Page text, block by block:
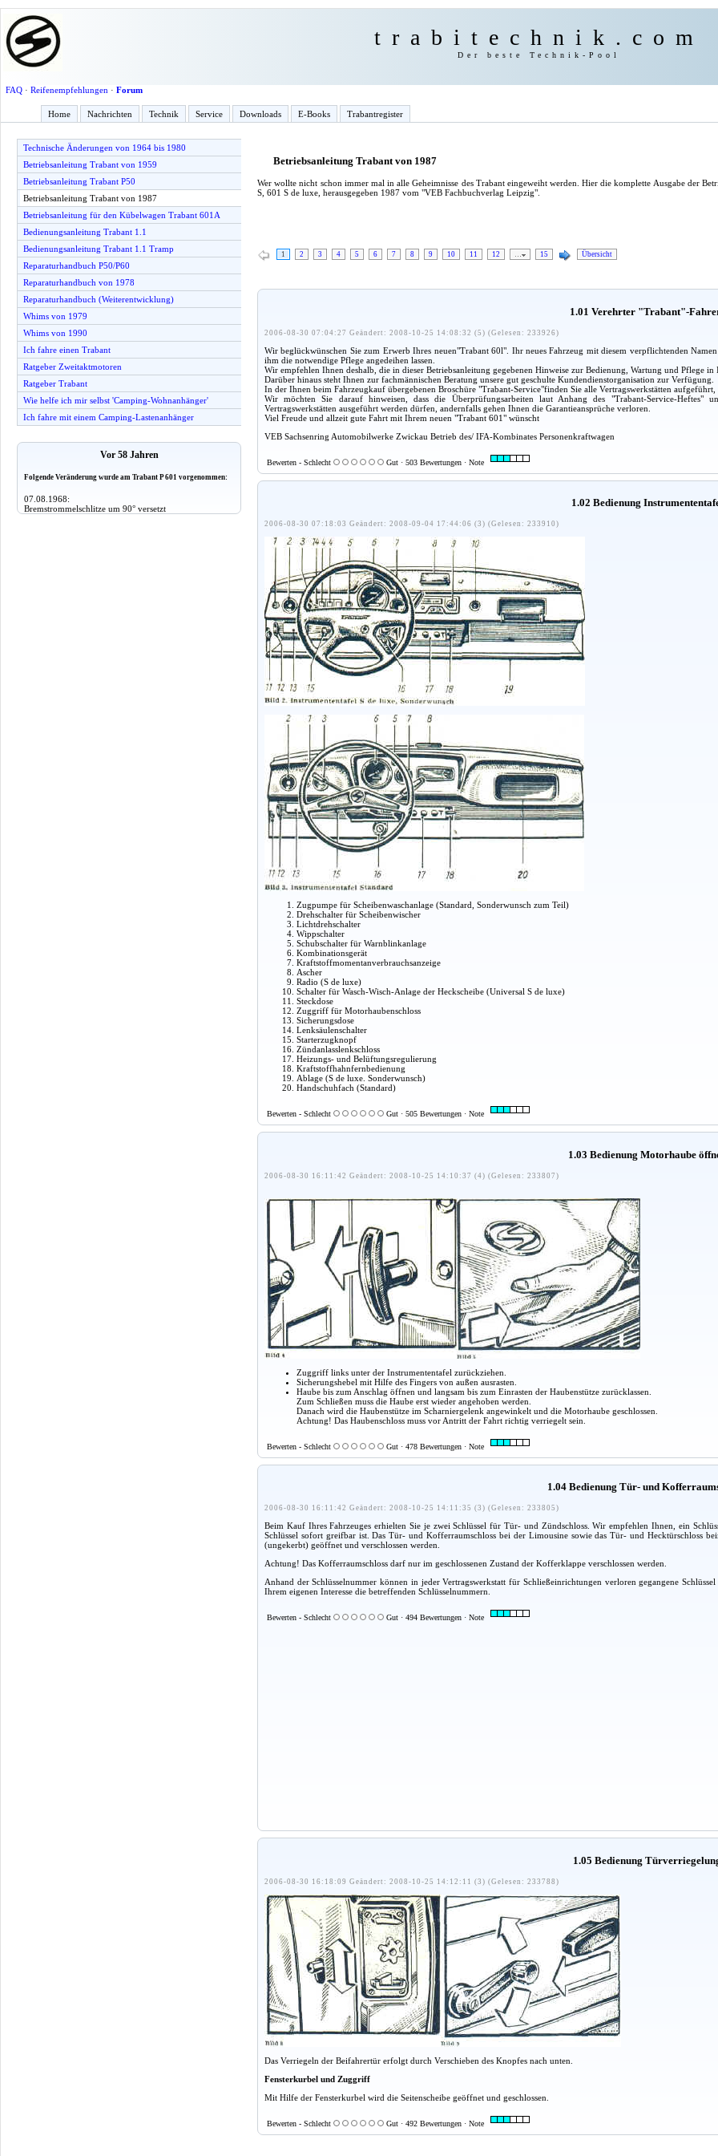
trabitechnik.com
Der beste Technik-Pool
FAQ· Reifenempfehlungen · Forum
Home Nachrichten Technik Service Downloads E-Books Trabantregister
Technische Änderungen von 1964 bis 1980
Betriebsanleitung Trabant von 1959
Betriebsanleitung Trabant P50
Betriebsanleitung Trabant von 1987
Betriebsanleitung für den Kübelwagen Trabant 601A
Bedienungsanleitung Trabant 1.1
Bedienungsanleitung Trabant 1.1 Tramp
Reparaturhandbuch P50/P60
Reparaturhandbuch von 1978
Reparaturhandbuch (Weiterentwicklung)
Whims von 1979
Whims von 1990
Ich fahre einen Trabant
Ratgeber Zweitaktmotoren
Ratgeber Trabant
Wie helfe ich mir selbst 'Camping-Wohnanhänger'
Ich fahre mit einem Camping-Lastenanhänger
Vor 58 Jahren
Folgende Veränderung wurde am Trabant P 601 vorgenommen:
07.08.1968:
Bremstrommelschlitze um 90° versetzt
Betriebsanleitung Trabant von 1987
Wer wollte nicht schon immer mal in alle Geheimnisse des Trabant eingeweiht werden. Hier die komplette Ausgabe der
S, 601 S de luxe, herausgegeben 1987 vom "VEB Fachbuchverlag Leipzig".
1 2 3 4 5 6 7 8 9 10 11 12 … 15 Übersicht
1.01 Verehrter "Trabant"-
2006-08-30 07:04:27 Geändert: 2008-10-25 14:08:32 (5) (Gelesen: 233926)
Wir beglückwünschen Sie zum Erwerb Ihres neuen"Trabant 60l". Ihr neues Fahrzeug mit diesem verpflichtenden
ihm die notwendige Pflege angedeihen lassen.
Wir empfehlen Ihnen deshalb, die in dieser Betriebsanleitung gegebenen Hinweise zur Bedienung, Wartung und Pflege in
Darüber hinaus steht Ihnen zur fachmännischen Beratung unsere gut geschulte Kundendienstorganisation zur Verfügung.
In der Ihnen beim Fahrzeugkauf übergebenen Broschüre "Trabant-Service"finden Sie alle Vertragswerkstätten
Wir möchten Sie darauf hinweisen, dass die Überprüfungsarbeiten laut Anhang des "Trabant-Service-Heftes"
Vertragswerkstätten ausgeführt werden dürfen, andernfalls gehen Ihnen die Garantieansprüche verloren.
Viel Freude und allzeit gute Fahrt mit Ihrem neuen "Trabant 601" wünscht
VEB Sachsenring Automobilwerke Zwickau Betrieb des/ IFA-Kombinates Personenkraftwagen
Bewerten - Schlecht Gut · 503 Bewertungen · Note
1.02 Bedienung
2006-08-30 07:18:03 Geändert: 2008-09-04 17:44:06 (3) (Gelesen: 233910)
Zugpumpe für Scheibenwaschanlage (Standard, Sonderwunsch zum Teil)
Drehschalter für Scheibenwischer
Lichtdrehschalter
Wippschalter
Schubschalter für Warnblinkanlage
Kombinationsgerät
Kraftstoffmomentanverbrauchsanzeige
Ascher
Radio (S de luxe)
Schalter für Wasch-Wisch-Anlage der Heckscheibe (Universal S de luxe)
Steckdose
Zuggriff für Motorhaubenschloss
Sicherungsdose
Lenksäulenschalter
Starterzugknopf
Zündanlasslenkschloss
Heizungs- und Belüftungsregulierung
Kraftstoffhahnfernbedienung
Ablage (S de luxe. Sonderwunsch)
Handschuhfach (Standard)
Bewerten - Schlecht Gut · 505 Bewertungen · Note
1.03 Bedienung Motorhaube
2006-08-30 16:11:42 Geändert: 2008-10-25 14:10:37 (4) (Gelesen: 233807)
Zuggriff links unter der Instrumententafel zurückziehen.
Sicherungshebel mit Hilfe des Fingers von außen ausrasten.
Haube bis zum Anschlag öffnen und langsam bis zum Einrasten der Haubenstütze zurücklassen.
Zum Schließen muss die Haube erst wieder angehoben werden.
Danach wird die Haubenstütze im Scharniergelenk angewinkelt und die Motorhaube geschlossen.
Achtung! Das Haubenschloss muss vor Antritt der Fahrt richtig verriegelt sein.
Bewerten - Schlecht Gut · 478 Bewertungen · Note
1.04 Bedienung Tür- und
2006-08-30 16:11:42 Geändert: 2008-10-25 14:11:35 (3) (Gelesen: 233805)
Beim Kauf Ihres Fahrzeuges erhielten Sie je zwei Schlüssel für Tür- und Zündschloss. Wir empfehlen Ihnen, ein
Schlüssel sofort greifbar ist. Das Tür- und Kofferraumschloss bei der Limousine sowie das Tür- und Hecktürschloss
(ungekerbt) geöffnet und verschlossen werden.
Achtung! Das Kofferraumschloss darf nur im geschlossenen Zustand der Kofferklappe verschlossen werden.
Anhand der Schlüsselnummer können in jeder Vertragswerkstatt für Schließeinrichtungen verloren gegangene
Ihrem eigenen Interesse die betreffenden Schlüsselnummern.
Bewerten - Schlecht Gut · 494 Bewertungen · Note
1.05 Bedienung
2006-08-30 16:18:09 Geändert: 2008-10-25 14:12:11 (3) (Gelesen: 233788)
Das Verriegeln der Beifahrertür erfolgt durch Verschieben des Knopfes nach unten.
Fensterkurbel und Zuggriff
Mit Hilfe der Fensterkurbel wird die Seitenscheibe geöffnet und geschlossen.
Bewerten - Schlecht Gut · 492 Bewertungen · Note